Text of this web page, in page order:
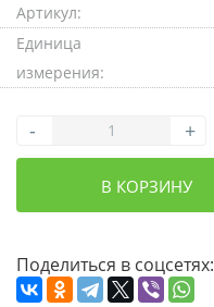
Артикул:
Единица
измерения:
- +
В КОРЗИНУ
Поделиться в соцсетях: